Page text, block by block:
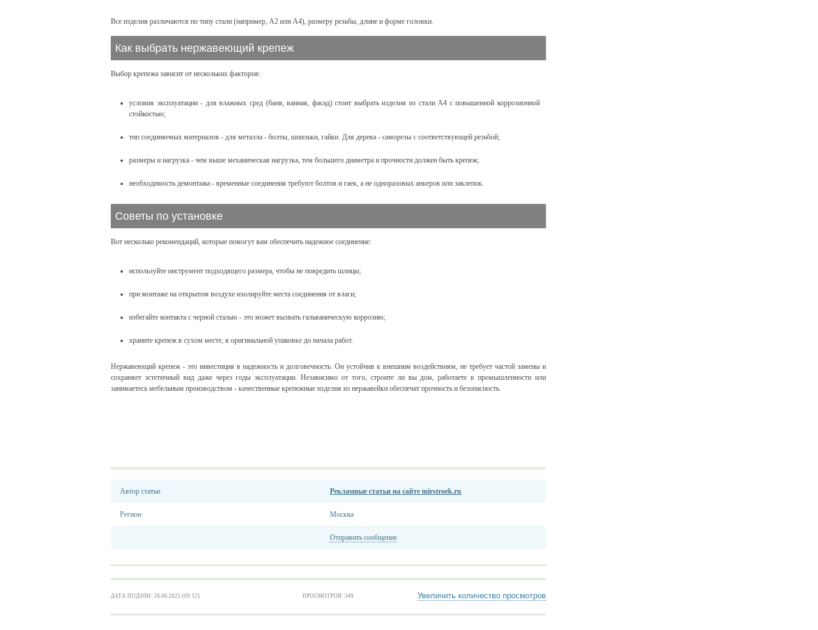
Все изделия различаются по типу стали (например, A2 или A4), размеру резьбы, длине и форме головки.
Как выбрать нержавеющий крепеж
Выбор крепежа зависит от нескольких факторов:
условия эксплуатации - для влажных сред (баня, ванная, фасад) стоит выбрать изделия из стали A4 с повышенной коррозионной
стойкостью;
тип соединяемых материалов - для металла - болты, шпильки, гайки. Для дерева - саморезы с соответствующей резьбой;
размеры и нагрузка - чем выше механическая нагрузка, тем большего диаметра и прочности должен быть крепеж;
необходимость демонтажа - временные соединения требуют болтов и гаек, а не одноразовых анкеров или заклепок.
Советы по установке
Вот несколько рекомендаций, которые помогут вам обеспечить надежное соединение:
используйте инструмент подходящего размера, чтобы не повредить шлицы;
при монтаже на открытом воздухе изолируйте места соединения от влаги;
избегайте контакта с черной сталью - это может вызвать гальваническую коррозию;
храните крепеж в сухом месте, в оригинальной упаковке до начала работ.
Нержавеющий крепеж - это инвестиция в надежность и долговечность. Он устойчив к внешним воздействиям, не требует частой замены и
сохраняет эстетичный вид даже через годы эксплуатации. Независимо от того, строите ли вы дом, работаете в промышленности или
занимаетесь мебельным производством - качественные крепежные изделия из нержавейки обеспечат прочность и безопасность.
Автор статьи Рекламные статьи на сайте mirstroek.ru
Регион Москва
Отправить сообщение
ДАТА ПОДАЧИ: 26.06.2025 (09:12) ПРОСМОТРОВ: 349 Увеличить количество просмотров